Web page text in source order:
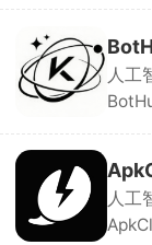
谁。
多元
角色
得猫
人工
能，
能自
公、
人工